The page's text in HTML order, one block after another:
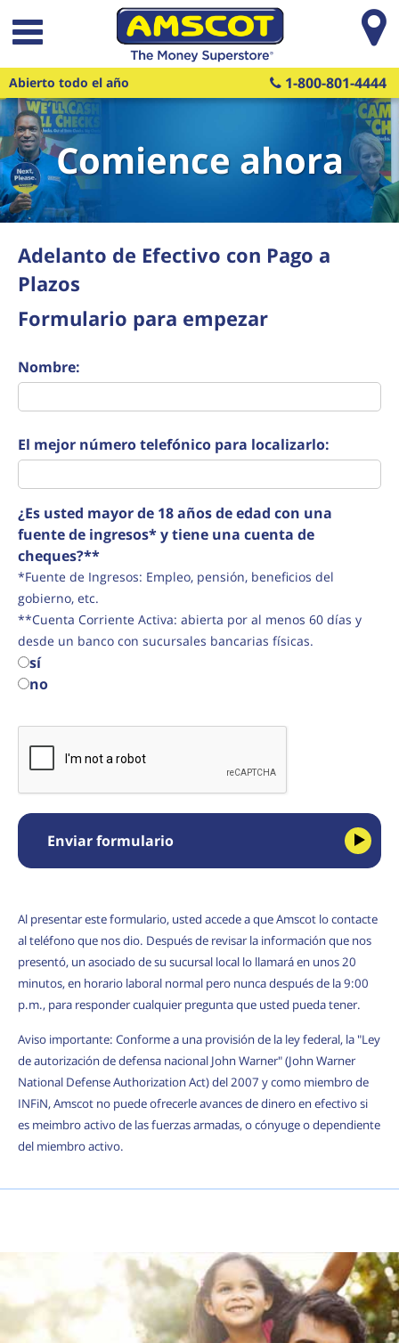
Saltar al contenido principal
Abierto todo el año 1-800-801-4444
Comience ahora
Adelanto de Efectivo con Pago a
Plazos
Formulario para empezar
Nombre:
El mejor número telefónico para localizarlo:
¿Es usted mayor de 18 años de edad con una
fuente de ingresos* y tiene una cuenta de
cheques?**
*Fuente de Ingresos: Empleo, pensión, beneficios del
gobierno, etc.
**Cuenta Corriente Activa: abierta por al menos 60 días y
desde un banco con sucursales bancarias físicas.
sí
no
Enviar formulario
Al presentar este formulario, usted accede a que Amscot lo contacte
al teléfono que nos dio. Después de revisar la información que nos
presentó, un asociado de su sucursal local lo llamará en unos 20
minutos, en horario laboral normal pero nunca después de la 9:00
p.m., para responder cualquier pregunta que usted pueda tener.
Aviso importante: Conforme a una provisión de la ley federal, la "Ley
de autorización de defensa nacional John Warner" (John Warner
National Defense Authorization Act) del 2007 y como miembro de
INFiN, Amscot no puede ofrecerle avances de dinero en efectivo si
es meimbro activo de las fuerzas armadas, o cónyuge o dependiente
del miembro activo.